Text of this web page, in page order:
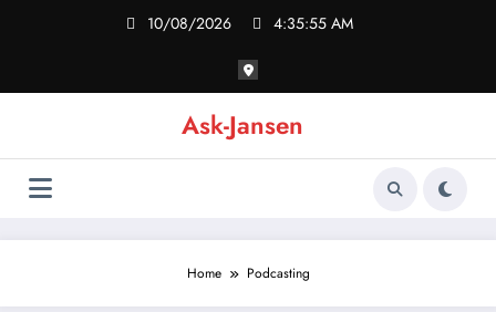
10/08/2026 4:35:55 AM
Ask-Jansen
Home Podcasting